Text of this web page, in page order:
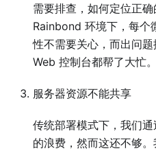
需要排查，如何定位正确
Rainbond 环境下，每个
性不需要关心，而出问
Web 控制台都帮了大忙。
服务器资源不能共享
传统部署模式下，我们
的浪费，然而这还不够